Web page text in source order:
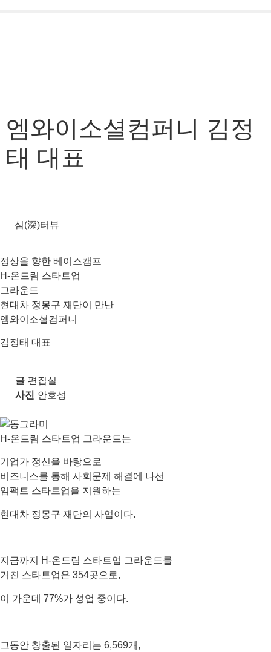
엠와이소셜컴퍼니 김정
태 대표
심(深)터뷰
정상을 향한 베이스캠프
H-온드림 스타트업
그라운드
현대차 정몽구 재단이 만난
엠와이소셜컴퍼니
김정태 대표
글 편집실
사진 안호성
H-온드림 스타트업 그라운드는
기업가 정신을 바탕으로
비즈니스를 통해 사회문제 해결에 나선
임팩트 스타트업을 지원하는
현대차 정몽구 재단의 사업이다.
지금까지 H-온드림 스타트업 그라운드를
거친 스타트업은 354곳으로,
이 가운데 77%가 성업 중이다.
그동안 창출된 일자리는 6,569개,